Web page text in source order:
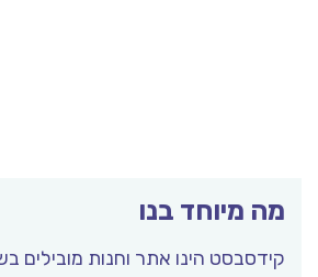
מה מיוחד בנו
קידסבסט הינו אתר וחנות מובילים